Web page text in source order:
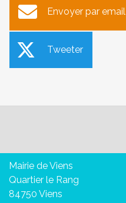
Envoyer par email
Tweeter
Mairie de Viens
Quartier le Rang
84750 Viens